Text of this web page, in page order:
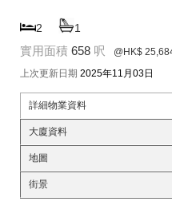
2 1
實用面積 658 呎 @HK$
上次更新日期 2025年11月03日
詳細物業資料
大廈資料
地圖
街景